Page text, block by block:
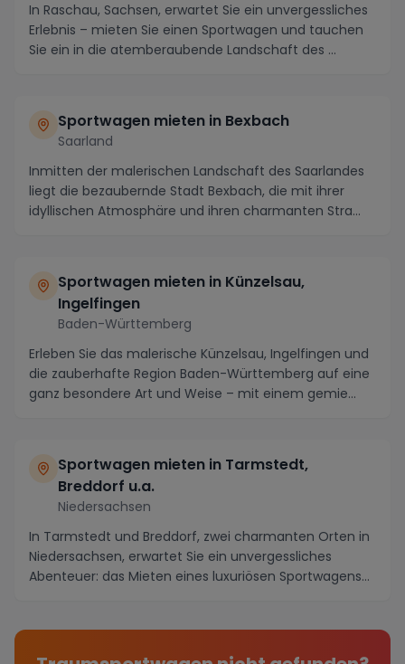
In Raschau, Sachsen, erwartet Sie ein unvergessliches
Erlebnis – mieten Sie einen Sportwagen und tauchen
Sie ein in die atemberaubende Landschaft des ...
Sportwagen mieten in Bexbach
Saarland
Inmitten der malerischen Landschaft des Saarlandes
liegt die bezaubernde Stadt Bexbach, die mit ihrer
idyllischen Atmosphäre und ihren charmanten Stra...
Sportwagen mieten in Künzelsau,
Ingelfingen
Baden-Württemberg
Erleben Sie das malerische Künzelsau, Ingelfingen und
die zauberhafte Region Baden-Württemberg auf eine
ganz besondere Art und Weise – mit einem gemie...
Sportwagen mieten in Tarmstedt,
Breddorf u.a.
Niedersachsen
In Tarmstedt und Breddorf, zwei charmanten Orten in
Niedersachsen, erwartet Sie ein unvergessliches
Abenteuer: das Mieten eines luxuriösen Sportwagens...